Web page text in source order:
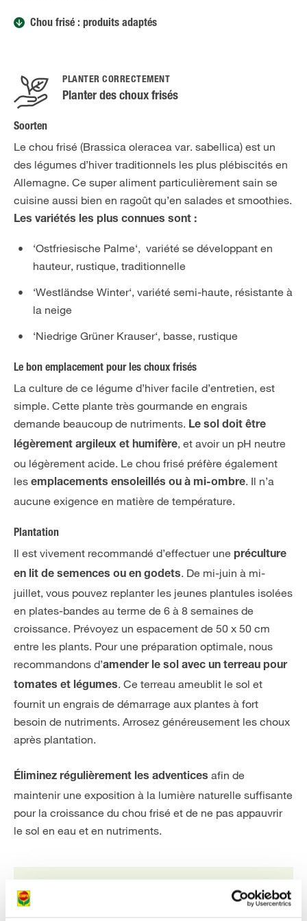
Chou frisé : produits adaptés
PLANTER CORRECTEMENT
Planter des choux frisés
Soorten
Le chou frisé (Brassica oleracea var. sabellica) est un
des légumes d’hiver traditionnels les plus plébiscités en
Allemagne. Ce super aliment particulièrement sain se
cuisine aussi bien en ragoût qu’en salades et smoothies.
Les variétés les plus connues sont :
‘Ostfriesische Palme‘, variété se développant en
hauteur, rustique, traditionnelle
‘Westländse Winter‘, variété semi-haute, résistante à
la neige
‘Niedrige Grüner Krauser‘, basse, rustique
Le bon emplacement pour les choux frisés
La culture de ce légume d’hiver facile d’entretien, est
simple. Cette plante très gourmande en engrais
demande beaucoup de nutriments. Le sol doit être
légèrement argileux et humifère, et avoir un pH neutre
ou légèrement acide. Le chou frisé préfère également
les emplacements ensoleillés ou à mi-ombre. Il n’a
aucune exigence en matière de température.
Plantation
Il est vivement recommandé d’effectuer une préculture
en lit de semences ou en godets. De mi-juin à mi-
juillet, vous pouvez replanter les jeunes plantules isolées
en plates-bandes au terme de 6 à 8 semaines de
croissance. Prévoyez un espacement de 50 x 50 cm
entre les plants. Pour une préparation optimale, nous
recommandons d’amender le sol avec un terreau pour
tomates et légumes. Ce terreau ameublit le sol et
fournit un engrais de démarrage aux plantes à fort
besoin de nutriments. Arrosez généreusement les choux
après plantation.
Éliminez régulièrement les adventices afin de
maintenir une exposition à la lumière naturelle suffisante
pour la croissance du chou frisé et de ne pas appauvrir
le sol en eau et en nutriments.